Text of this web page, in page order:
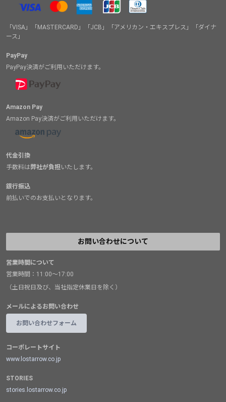
「VISA」「MASTERCARD」「JCB」「アメリカン・エキスプレス」「ダイナ
ース」
PayPay
PayPay決済がご利用いただけます。
Amazon Pay
Amazon Pay決済がご利用いただけます。
代金引換
手数料は弊社が負担いたします。
銀行振込
前払いでのお支払いとなります。
お問い合わせについて
営業時間について
営業時間：11:00～17:00
（土日祝日及び、当社指定休業日を除く）
メールによるお問い合わせ
お問い合わせフォーム
コーポレートサイト
www.lostarrow.co.jp
STORIES
stories.lostarrow.co.jp